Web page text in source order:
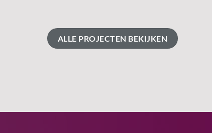
ALLE PROJECTEN BEKIJKEN